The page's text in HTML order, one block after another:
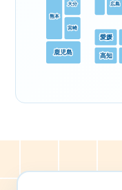
広島
愛媛
高知
熊本
大分
宮崎
鹿児島